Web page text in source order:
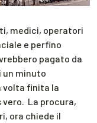
medici, operatori
e perfino
pagato da
un minuto
volta finita la
La procura,
ora chiede il